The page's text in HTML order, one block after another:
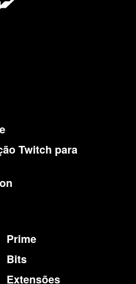
Twitch para
Prime
Bits
Extensões